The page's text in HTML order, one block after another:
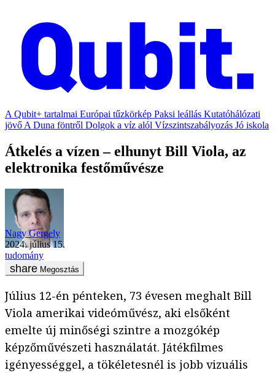
A Qubit+ tartalmai Európai tűzkörkép Paksi leállás Kutatóhálózati
jövő A Duna föntről Dolgok a víz alól Vízszintszabályozás Jó iskola
Átkelés a vízen – elhunyt Bill Viola, az
elektronika festőművésze
Nagy Gergely
2024. július 15.
tudomány
Megosztás
Július 12-én pénteken, 73 évesen meghalt Bill
Viola amerikai videóművész, aki elsőként
emelte új minőségi szintre a mozgókép
képzőművészeti használatát. Játékfilmes
igényességgel, a tökéletesnél is jobb vizuális